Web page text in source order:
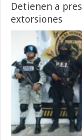
Detienen a
extorsiones